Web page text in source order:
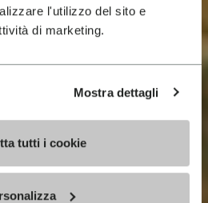
l'utilizzo del sito e
di marketing.
Mostra dettagli
tutti i cookie